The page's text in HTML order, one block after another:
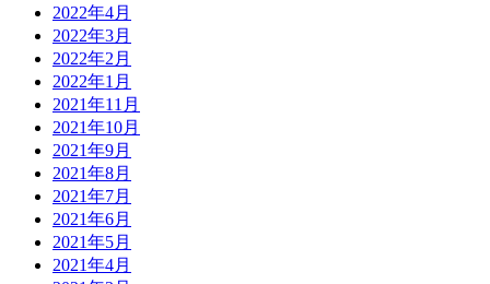
2022年4月
2022年3月
2022年2月
2022年1月
2021年11月
2021年10月
2021年9月
2021年8月
2021年7月
2021年6月
2021年5月
2021年4月